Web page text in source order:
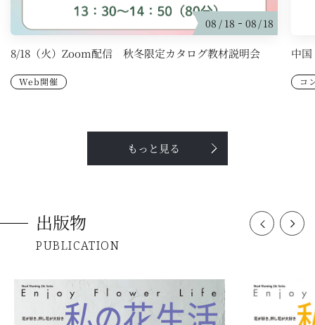
08 18 08 18
Web開催
8/18（火）Zoom配信 秋冬限定カタログ教材説明会
コ
中
もっと見る
PUBLICATION
出版物